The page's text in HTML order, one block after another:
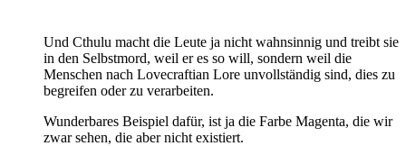
Und Cthulu macht die Leute ja nicht wahnsinnig und treibt sie
in den Selbstmord, weil er es so will, sondern weil die
Menschen nach Lovecraftian Lore unvollständig sind, dies zu
begreifen oder zu verarbeiten.
Wunderbares Beispiel dafür, ist ja die Farbe Magenta, die wir
zwar sehen, die aber nicht existiert.